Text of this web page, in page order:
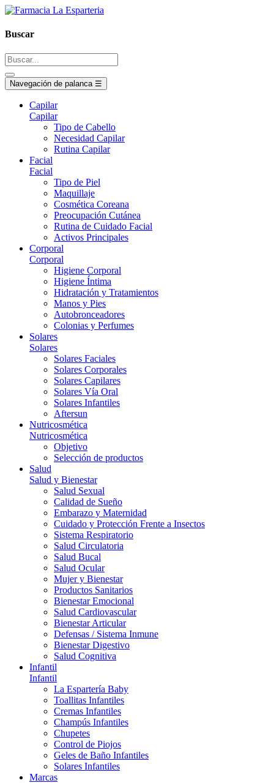
Buscar
Navegación de palanca ☰
Capilar
Capilar
Tipo de Cabello
Necesidad Capilar
Rutina Capilar
Facial
Facial
Tipo de Piel
Maquillaje
Cosmética Coreana
Preocupación Cutánea
Rutina de Cuidado Facial
Activos Principales
Corporal
Corporal
Higiene Corporal
Higiene Íntima
Hidratación y Tratamientos
Manos y Pies
Autobronceadores
Colonias y Perfumes
Solares
Solares
Solares Faciales
Solares Corporales
Solares Capilares
Solares Vía Oral
Solares Infantiles
Aftersun
Nutricosmética
Nutricosmética
Objetivo
Selección de productos
Salud
Salud y Bienestar
Salud Sexual
Calidad de Sueño
Embarazo y Maternidad
Cuidado y Protección Frente a Insectos
Sistema Respiratorio
Salud Circulatoria
Salud Bucal
Salud Ocular
Mujer y Bienestar
Productos Sanitarios
Bienestar Emocional
Salud Cardiovascular
Bienestar Articular
Defensas / Sistema Inmune
Bienestar Digestivo
Salud Cognitiva
Infantil
Infantil
La Espartería Baby
Toallitas Infantiles
Cremas Infantiles
Champús Infantiles
Chupetes
Control de Piojos
Geles de Baño Infantiles
Solares Infantiles
Marcas